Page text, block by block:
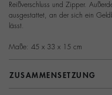
Reißverschluss und Zipper.
ausgestattet, an der sich ein
lässt.
Maße: 45 x 33 x 15 cm
ZUSAMMENSETZUNG